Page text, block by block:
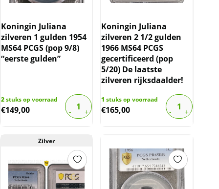
Koningin Juliana
zilveren 1 gulden 1954
MS64 PCGS (pop 9/8)
“eerste gulden”
2stuks op voorraad
€149,00
Koningin Juliana
zilveren 2 1/2 gulden
1966 MS64 PCGS
gecertificeerd (pop
5/20) De laatste
zilveren rijksdaalder!
1 stuks op voorraad
€165,00
Zilver